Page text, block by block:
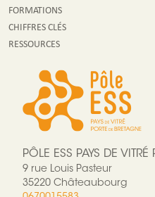
FORMATIONS
CHIFFRES CLÉS
RESSOURCES
PÔLE ESS PAYS DE VITRÉ
9 rue Louis Pasteur
35220 Châteaubourg